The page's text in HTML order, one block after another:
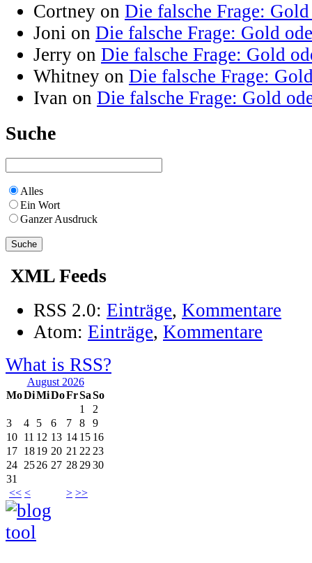
Cortney on Die falsche Frage:
Joni on Die falsche Frage: Gold
Jerry on Die falsche Frage: Gold
Whitney on Die falsche Frage:
Ivan on Die falsche Frage: Gold
Suche
Alles
Ein Wort
Ganzer Ausdruck
XML Feeds
RSS 2.0: Einträge, Kommentare
Atom: Einträge, Kommentare
What is RSS?
August 2026
MoDiMiDoFrSaSo
<< < > >>
1
2
3
4 5 6 7 8
9
10 11 12 13 14 15 16
17 1819 20 21 22 23
24 2526 27 28 2930
31